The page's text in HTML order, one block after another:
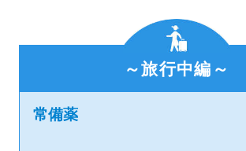
～旅行中編～
常備薬